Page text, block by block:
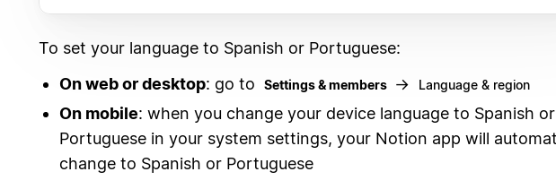
To set your language to Spanish or Portuguese:
On web or desktop: go to Settings & members → Language & region
On mobile: when you change your device language to Spanish or
Portuguese in your system settings, your Notion app will
change to Spanish or Portuguese